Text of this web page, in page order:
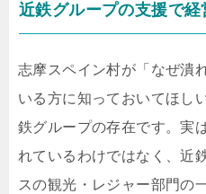
近鉄グループの支援で
志摩スペイン村が「なぜ潰
いる方に知っておいてほし
鉄グループの存在です。実
れているわけではなく、近
スの観光・レジャー部門の